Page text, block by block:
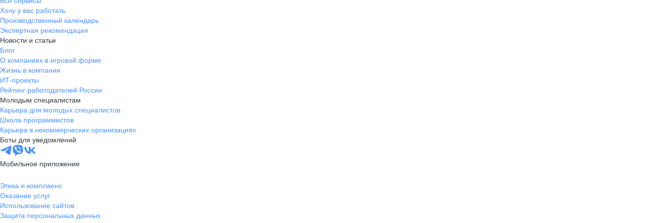
Хочу у вас работать
Производственный календарь
Экспертная рекомендация
Новости и статьи
Блог
О компаниях в игровой форме
Жизнь в компании
ИТ-проекты
Рейтинг работодателей России
Молодым специалистам
Карьера для молодых специалистов
Школа программистов
Карьера в некоммерческих организациях
Боты для уведомлений
Мобильное приложение
Этика и комплаенс
Оказание услуг
Использование сайтов
Защита персональных данных